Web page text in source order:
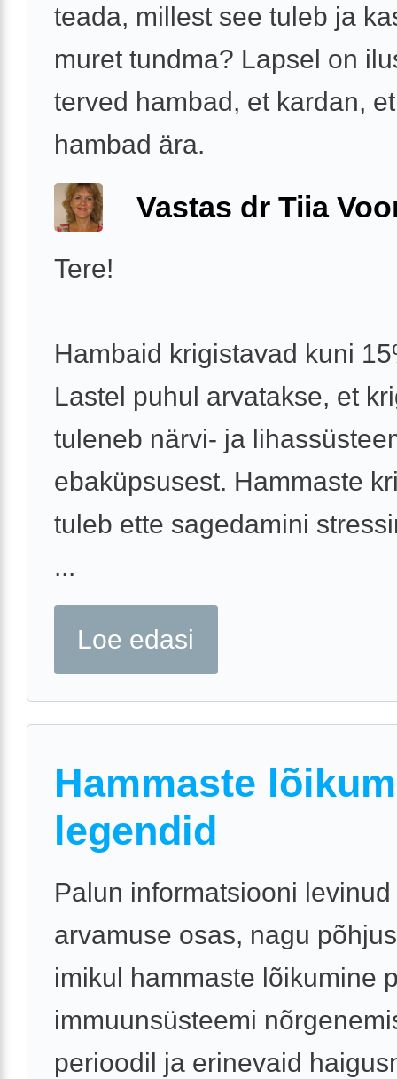
teada, millest see tuleb ja
muret tundma? Lapsel on
terved hambad, et kardan,
hambad ära.
Vastas dr Tiia
Tere!
Hambaid krigistavad kuni
Lastel puhul arvatakse, et
tuleneb närvi- ja
ebaküpsusest. Hammaste
tuleb ette sagedamini
...
Loe edasi
Hammaste
legendid
Palun informatsiooni levinud
arvamuse osas, nagu
imikul hammaste lõikumine
immuunsüsteemi
perioodil ja erinevaid